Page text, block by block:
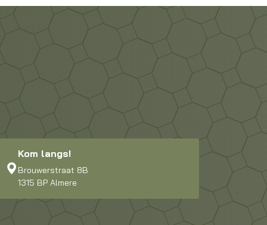
Kom langs!
Brouwerstraat 8B
1315 BP Almere